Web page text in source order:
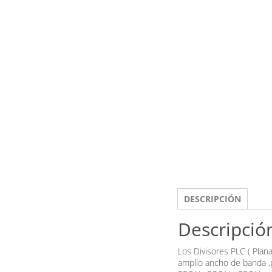
DESCRIPCIÓN
Los Divisores PLC (
amplio ancho de banda